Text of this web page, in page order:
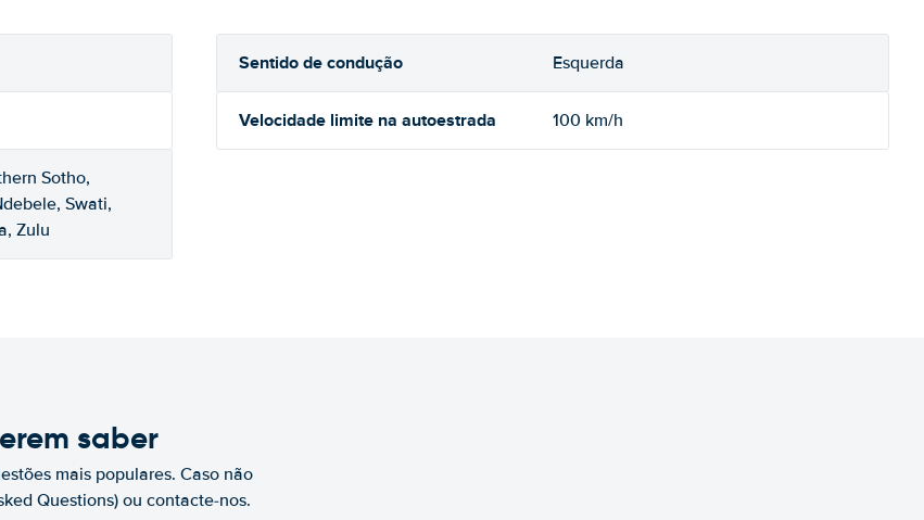
Sentido de condução Esquerda
Velocidade limite na autoestrada 100 km/h
Sotho,
Swati,
Zulu
saber
mais populares. Caso não
Questions) ou contacte-nos.